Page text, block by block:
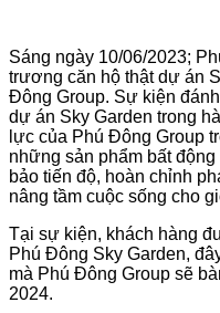
Sáng ngày 10/06/2023;
trương căn hộ thật dự án
Đông Group. Sự kiện
dự án Sky Garden trong
lực của Phú Đông Group
những sản phẩm bất
bảo tiến độ, hoàn chỉnh
nâng tầm cuộc sống cho
Tại sự kiện, khách hàng
Phú Đông Sky Garden,
mà Phú Đông Group sẽ
2024.